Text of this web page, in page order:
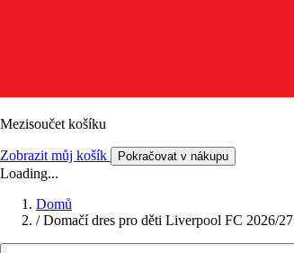
Mezisoučet košíku
Zobrazit můj košík Pokračovat v nákupu
Loading...
Domů
/ Domačí dres pro děti Liverpool FC 2026/27